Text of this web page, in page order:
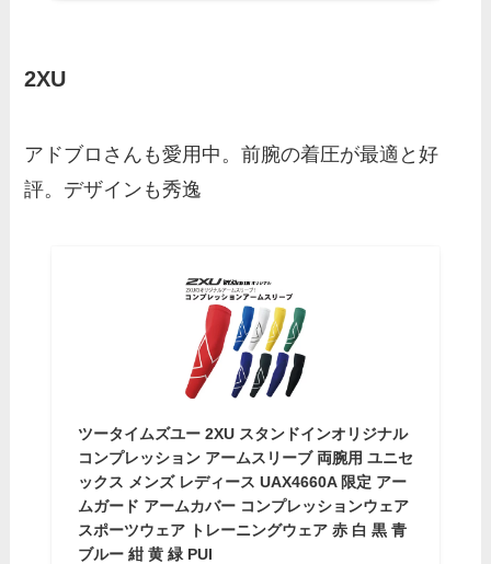
2XU
アドブロさんも愛用中。前腕の着圧が最適と好
評。デザインも秀逸
ツータイムズユー 2XU スタンドインオリジナル
コンプレッション アームスリーブ 両腕用 ユニセ
ックス メンズ レディース UAX4660A 限定 アー
ムガード アームカバー コンプレッションウェア
スポーツウェア トレーニングウェア 赤 白 黒 青
ブルー 紺 黄 緑 PUI